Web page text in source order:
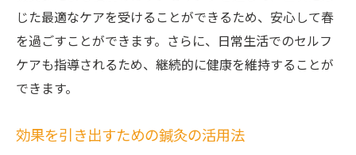
じた最適なケアを受けることができるため、安心して春
を過ごすことができます。さらに、日常生活でのセルフ
ケアも指導されるため、継続的に健康を維持することが
できます。
効果を引き出すための鍼灸の活用法